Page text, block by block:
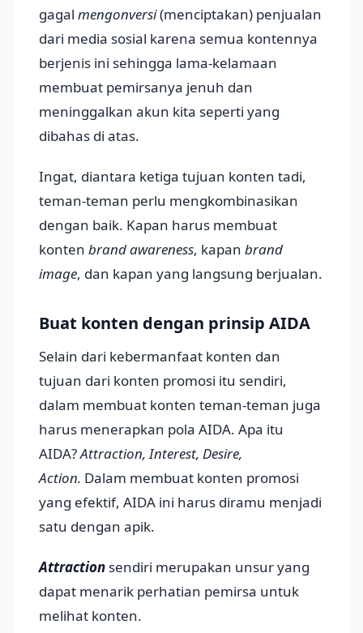
gagal mengonversi(menciptakan) penjualan
dari media sosial karena semua kontennya
berjenis ini sehingga lama-kelamaan
membuat pemirsanya jenuh dan
meninggalkan akun kita seperti yang
dibahas di atas.
Ingat, diantara ketiga tujuan konten tadi,
teman-teman perlu mengkombinasikan
dengan baik. Kapan harus membuat
konten brand awareness, kapan brand
image, dan kapan yang langsung berjualan.
Buat konten dengan prinsip AIDA
Selain dari kebermanfaat konten dan
tujuan dari konten promosi itu sendiri,
dalam membuat konten teman-teman juga
harus menerapkan pola AIDA. Apa itu
AIDA?Attraction, Interest, Desire,
Action. Dalam membuat konten promosi
yang efektif, AIDA ini harus diramu menjadi
satu dengan apik.
Attraction sendiri merupakan unsur yang
dapat menarik perhatian pemirsa untuk
melihat konten.